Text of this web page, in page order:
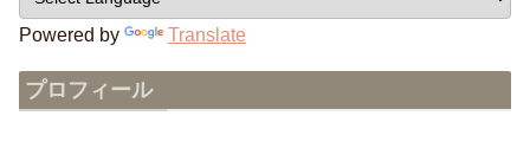
Powered by Translate
プロフィール